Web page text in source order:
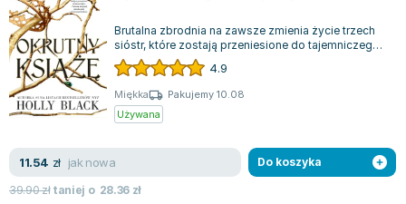
Agnieszka Maciąg
Barbara Wrzesińska
Terry Pratchett
Virginia Woolf
Lorraine Warren
Lucinda Riley
Jacek Walkiewicz
Brutalna zbrodnia na zawsze zmienia życie trzech
sióstr, które zostają przeniesione do tajemniczego
świata elfów znanego jako mroc...
4.9
Miękka
Pakujemy 10.08
Używana
11.54 zł jak nowa
39.90złtaniej o 28.36 zł
Do koszyka